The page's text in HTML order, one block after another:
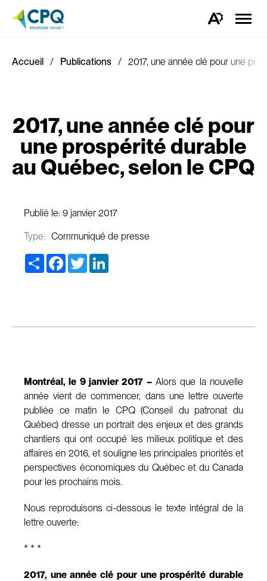
Ouvrez
d'accessibilité.
la
Accueil Publications 2017, une année clé pour une
2017, une année clé pour
une prospérité durable
au Québec, selon le CPQ
Publié le: 9 janvier 2017
Type: Communiqué de presse
Share Facebook
Twitter
Montréal, le 9 janvier 2017 –Alors que la nouvelle
année vient de commencer, dans une lettre ouverte
publiée ce matin le CPQ (Conseil du patronat du
Québec) dresse un portrait des enjeux et des grands
chantiers qui ont occupé les milieux politique et des
affaires en 2016, et souligne les principales priorités et
perspectives économiques du Québec et du Canada
pour les prochains mois.
Nous reproduisons ci-dessous le texte intégral de la
lettre ouverte:
* * *
2017, une année clé pour une prospérité durable